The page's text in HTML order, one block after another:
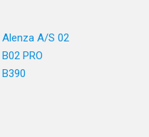
Alenza A/S 02
B02 PRO
B390